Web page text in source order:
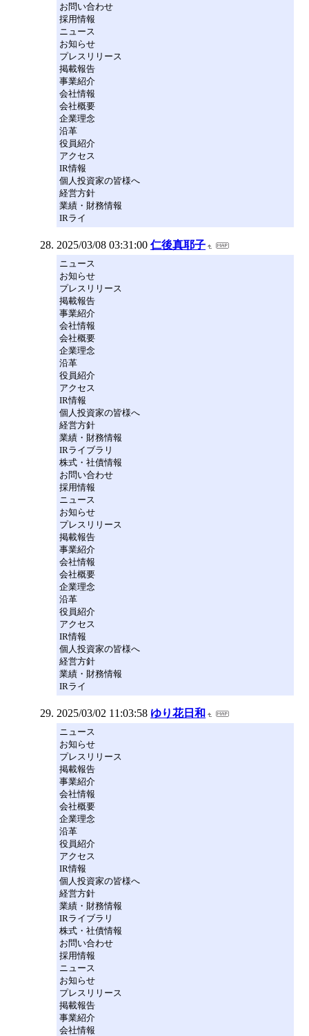
お問い合わせ
採用情報
ニュース
お知らせ
プレスリリース
掲載報告
事業紹介
会社情報
会社概要
企業理念
沿革
役員紹介
アクセス
IR情報
個人投資家の皆様へ
経営方針
業績・財務情報
IRライ
2025/03/08 03:31:00 仁後真耶子
ニュース
お知らせ
プレスリリース
掲載報告
事業紹介
会社情報
会社概要
企業理念
沿革
役員紹介
アクセス
IR情報
個人投資家の皆様へ
経営方針
業績・財務情報
IRライブラリ
株式・社債情報
お問い合わせ
採用情報
ニュース
お知らせ
プレスリリース
掲載報告
事業紹介
会社情報
会社概要
企業理念
沿革
役員紹介
アクセス
IR情報
個人投資家の皆様へ
経営方針
業績・財務情報
IRライ
2025/03/02 11:03:58 ゆり花日和
ニュース
お知らせ
プレスリリース
掲載報告
事業紹介
会社情報
会社概要
企業理念
沿革
役員紹介
アクセス
IR情報
個人投資家の皆様へ
経営方針
業績・財務情報
IRライブラリ
株式・社債情報
お問い合わせ
採用情報
ニュース
お知らせ
プレスリリース
掲載報告
事業紹介
会社情報